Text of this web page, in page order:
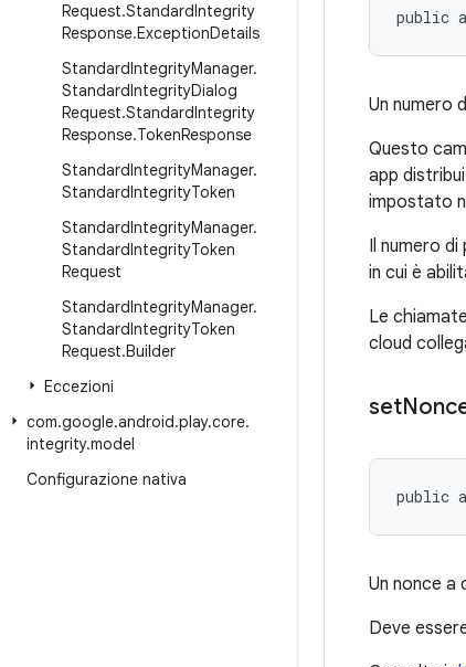
Request.StandardIntegrity
Response.ExceptionDetails
StandardIntegrityManager.
StandardIntegrityDialog
Request.StandardIntegrity
Response.TokenResponse
StandardIntegrityManager.
StandardIntegrityToken
StandardIntegrityManager.
StandardIntegrityToken
Request
StandardIntegrityManager.
StandardIntegrityToken
Request.Builder
Eccezioni
com.google.android.play.core.
integrity.model
Configurazione nativa
public
Un numero
Questo
app
impostato
Il numero
in cui è
Le
cloud
set
public
Un nonce a
Deve